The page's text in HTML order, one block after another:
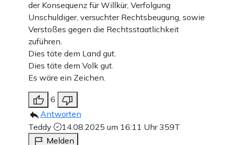
der Konsequenz für Willkür, Verfolgung
Unschuldiger, versuchter Rechtsbeugung, sowie
Verstoßes gegen die Rechtsstaatlichkeit
zuführen.
Dies täte dem Land gut.
Dies täte dem Volk gut.
Es wäre ein Zeichen.
6
Antworten
Teddy
14.08.2025 um 16:11 Uhr359T
Melden